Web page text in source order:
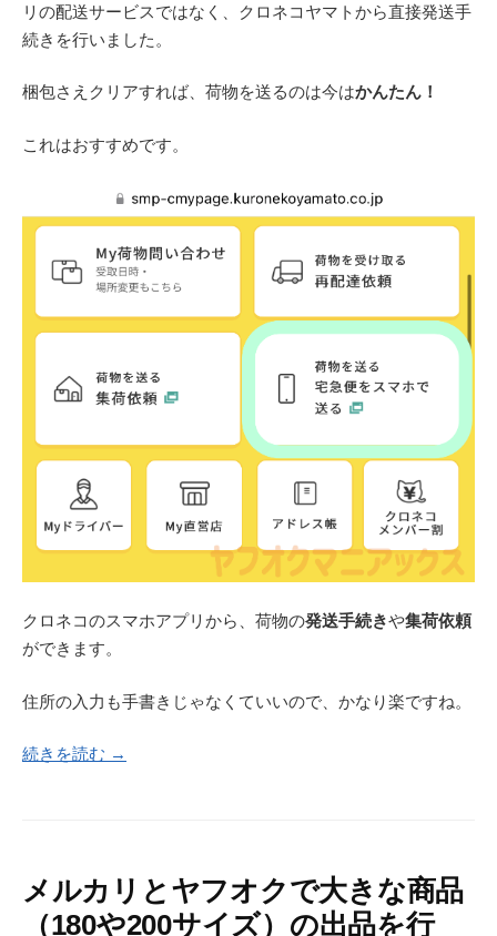
リの配送サービスではなく、クロネコヤマトから直接発送手
続きを行いました。
梱包さえクリアすれば、荷物を送るのは今はかんたん！
これはおすすめです。
クロネコのスマホアプリから、荷物の発送手続きや集荷依頼
ができます。
住所の入力も手書きじゃなくていいので、かなり楽ですね。
続きを読む →
メルカリとヤフオクで大きな商品
（180や200サイズ）の出品を行